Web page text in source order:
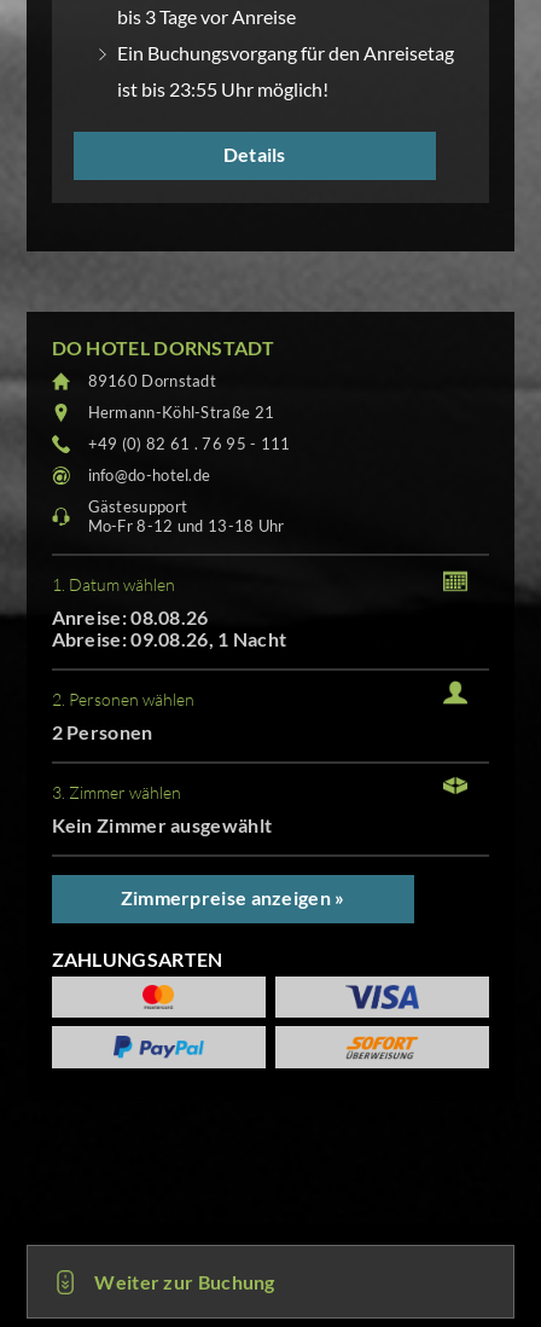
Weiter zur Buchung
bis 3 Tage vor Anreise
Ein Buchungsvorgang für den Anreisetag
ist bis 23:55 Uhr möglich!
Details
DO HOTEL DORNSTADT
89160 Dornstadt
Hermann-Köhl-Straße 21
+49 (0) 82 61 . 76 95 - 111
info@do-hotel.de
Gästesupport
Mo-Fr 8-12 und 13-18 Uhr
1. Datum wählen
Anreise: 08.08.26
Abreise: 09.08.26, 1 Nacht
2. Personen wählen
2 Personen
3. Zimmer wählen
Kein Zimmer ausgewählt
Zimmerpreise anzeigen »
ZAHLUNGSARTEN